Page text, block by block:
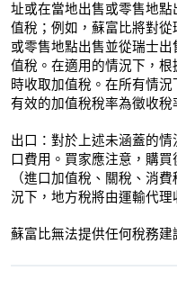
址或在當地出售或零售地
值稅；例如，蘇富比將對
或零售地點出售並從瑞士
值稅。在適用的情況下，
時收取加值稅。在所有情
有效的加值稅稅率為徵收稅
出口： 對於上述未涵蓋的
口費用。買家應注意，購
（進口加值稅、關稅、消
況下，地方稅將由運輸代
蘇富比無法提供任何稅務建